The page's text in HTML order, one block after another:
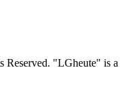
"LGheute" is a